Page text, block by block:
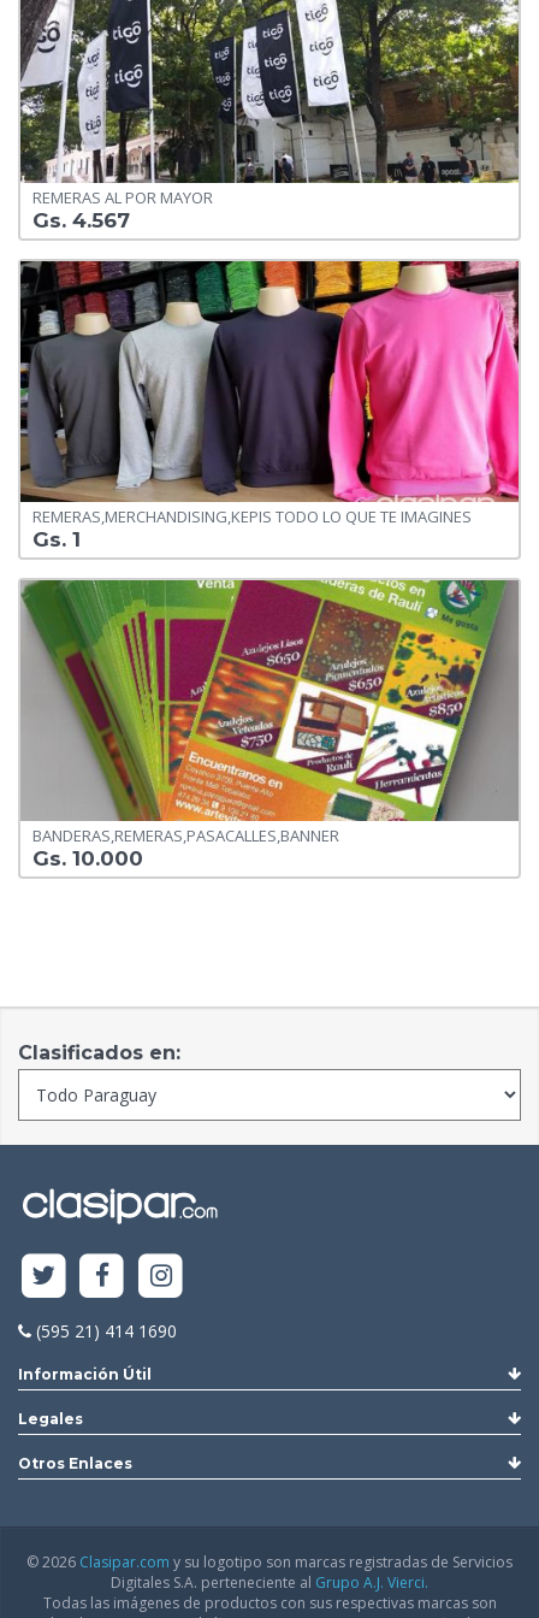
REMERAS AL POR MAYOR
Gs. 4.567
REMERAS,MERCHANDISING,KEPIS TODO LO QUE TE IMAGINES
Gs. 1
BANDERAS,REMERAS,PASACALLES,BANNER
Gs. 10.000
Clasificados en:
(595 21) 414 1690
Información Útil
Legales
Otros Enlaces
© 2026 Clasipar.com y su logotipo son marcas registradas de Servicios
Digitales S.A. perteneciente al Grupo A.J. Vierci.
Todas las imágenes de productos con sus respectivas marcas son